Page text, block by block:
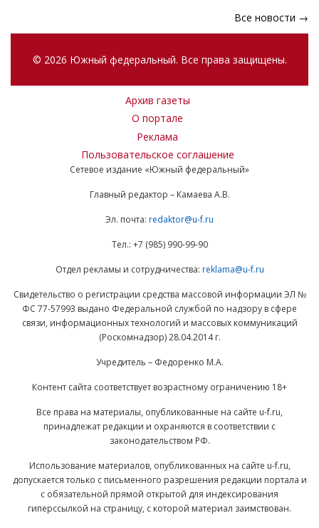
Все новости →
© 2026 Южный федеральный. Все права защищены.
Архив газеты
О портале
Реклама
Пользовательское соглашение
Сетевое издание «Южный федеральный»
Главный редактор – Камаева А.В.
Эл. почта: redaktor@u-f.ru
Тел.: +7 (985) 990-99-90
Отдел рекламы и сотрудничества: reklama@u-f.ru
Свидетельство о регистрации средства массовой информации ЭЛ №
ФС 77-57993 выдано Федеральной службой по надзору в сфере
связи, информационных технологий и массовых коммуникаций
(Роскомнадзор) 28.04.2014 г.
Учредитель – Федоренко М.А.
Контент сайта соответствует возрастному ограничению 18+
Все права на материалы, опубликованные на сайте u-f.ru,
принадлежат редакции и охраняются в соответствии с
законодательством РФ.
Использование материалов, опубликованных на сайте u-f.ru,
допускается только с письменного разрешения редакции портала и
с обязательной прямой открытой для индексирования
гиперссылкой на страницу, с которой материал заимствован.